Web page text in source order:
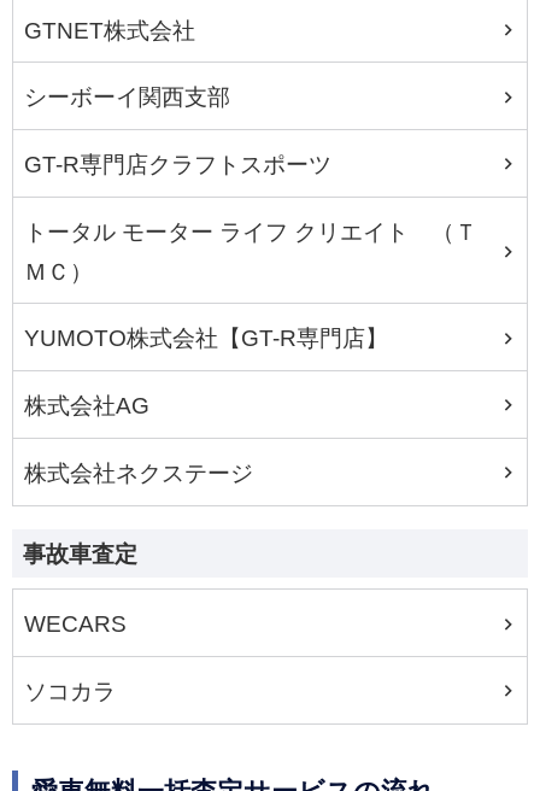
GTNET株式会社
シーボーイ関西支部
GT-R専門店クラフトスポーツ
トータル モーター ライフ クリエイト （Ｔ
ＭＣ）
YUMOTO株式会社【GT-R専門店】
株式会社AG
株式会社ネクステージ
事故車査定
WECARS
ソコカラ